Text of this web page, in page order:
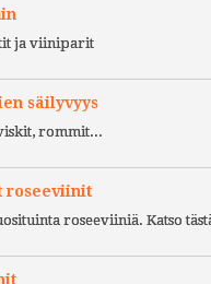
ja viiniparit
säilyvyys
rommit...
roseeviinit
roseeviiniä. Katso